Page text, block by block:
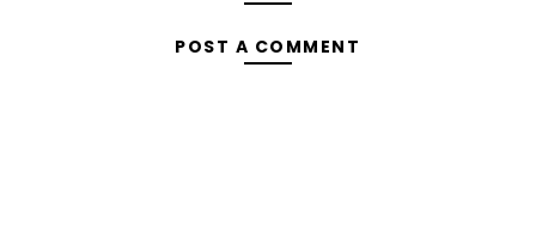
POST A COMMENT